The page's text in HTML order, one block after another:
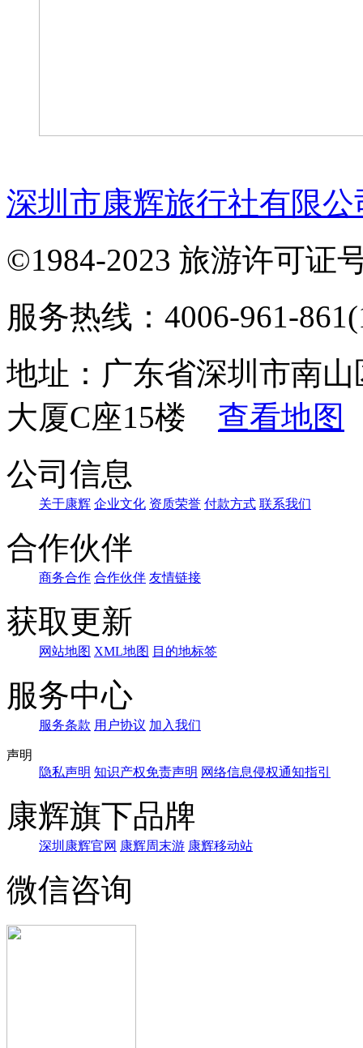
深圳市康辉旅行社有限
©1984-2023 旅游许可证
服务热线：4006-961-
地址：广东省深圳市南
大厦C座15楼 查看地图
公司信息
关于康辉 企业文化 资质荣誉 付款方式 联系我们
合作伙伴
商务合作 合作伙伴 友情链接
获取更新
网站地图 XML地图 目的地标签
服务中心
服务条款 用户协议 加入我们
声明
隐私声明 知识产权免责声明 网络信息侵权通知指引
康辉旗下品牌
深圳康辉官网 康辉周末游 康辉移动站
微信咨询